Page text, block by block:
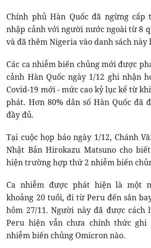
Chính phủ Hàn Quốc đã ngừng
nhập cảnh với người nước ngoài từ 8
và đã thêm Nigeria vào danh sách này
Các ca nhiễm biến chủng mới được
cảnh Hàn Quốc ngày 1/12 ghi nhận
Covid-19 mới - mức cao kỷ lục kể từ
phát. Hơn 80% dân số Hàn Quốc đã
đầy đủ.
Tại cuộc họp báo ngày 1/12, Chánh
Nhật Bản Hirokazu Matsuno cho
hiện trường hợp thứ 2 nhiễm biến
Ca nhiễm được phát hiện là một
khoảng 20 tuổi, đi từ Peru đến sân
hôm 27/11. Người này đã được cách
Peru hiện vẫn chưa chính thức ghi
nhiễm biến chủng Omicron nào.